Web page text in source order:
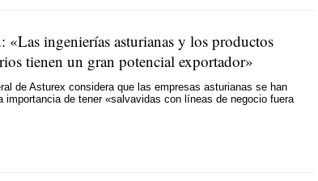
«Las ingenierías asturianas y los productos
tienen un gran potencial exportador»
de Asturex considera que las empresas asturianas se han
importancia de tener «salvavidas con líneas de negocio fuera